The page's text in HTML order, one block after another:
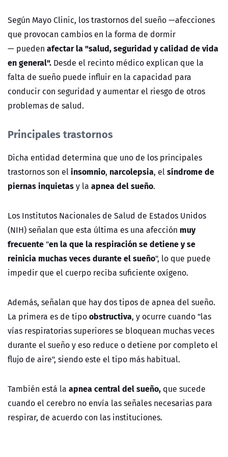
Según Mayo Clinic, los trastornos del sueño—afecciones
que provocan cambios en la forma de dormir
— pueden afectar la "salud, seguridad y calidad de vida
en general". Desde el recinto médico explican que la
falta de sueño puede influir en la capacidad para
conducir con seguridad y aumentar el riesgo de otros
problemas de salud.
Principales trastornos
Dicha entidad determina que uno de los principales
trastornos son elinsomnio, narcolepsia, elsíndrome de
piernas inquietasy la apnea del sueño.
Los Institutos Nacionales de Salud de Estados Unidos
(NIH) señalan que esta última es una afección muy
frecuente "en la que la respiración se detiene y se
reinicia muchas veces durante el sueño", lo que puede
impedir que el cuerpo reciba suficiente oxígeno.
Además, señalan que hay dos tipos de apnea del sueño.
La primera es de tipoobstructiva, y ocurre cuando "las
vías respiratorias superiores se bloquean muchas veces
durante el sueño y eso reduce o detiene por completo el
flujo de aire", siendo este el tipo más habitual.
También está la apnea central del sueño, que sucede
cuando el cerebro no envía las señales necesarias para
respirar, de acuerdo con las instituciones.